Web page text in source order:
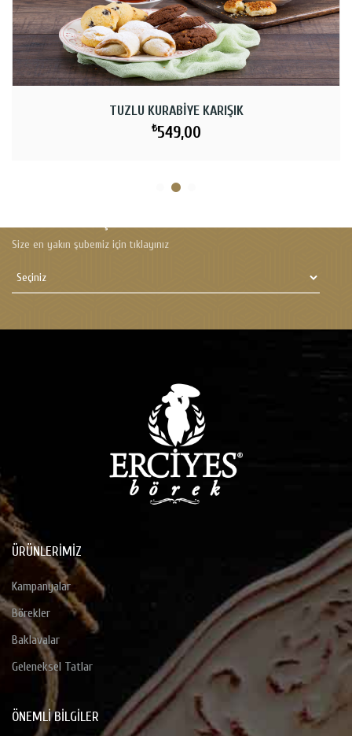
TUZLU KURABIYE KARIŞIK
₺549,00
Size en yakın şubemiz için tıklayınız
ÜRÜNLERIMIZ
Kampanyalar
Börekler
Baklavalar
Geleneksel Tatlar
ÖNEMLI BILGILER